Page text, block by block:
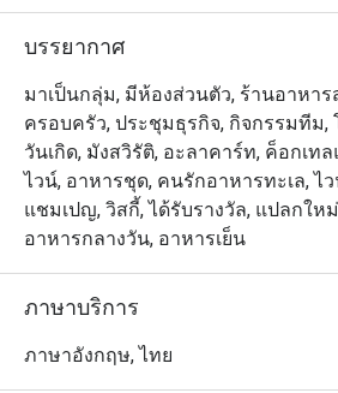
บรรยากาศ
มาเป็นกลุ่ม, มีห้องส่วนตัว, ร้านอาหาร
ครอบครัว, ประชุมธุรกิจ, กิจกรรมทีม,
วันเกิด, มังสวิรัติ, อะลาคาร์ท, ค็อกเท
ไวน์, อาหารชุด, คนรักอาหารทะเล, ไว
แชมเปญ, วิสกี้, ได้รับรางวัล, แปลกให
อาหารกลางวัน, อาหารเย็น
ภาษาบริการ
ภาษาอังกฤษ, ไทย